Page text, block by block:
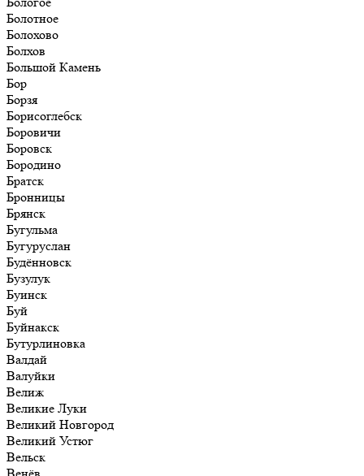
Болотное
Болохово
Болхов
Большой Камень
Бор
Борзя
Борисоглебск
Боровичи
Боровск
Бородино
Братск
Бронницы
Брянск
Бугульма
Бугуруслан
Будённовск
Бузулук
Буинск
Буй
Буйнакск
Бутурлиновка
Валдай
Валуйки
Велиж
Великие Луки
Великий Новгород
Великий Устюг
Вельск